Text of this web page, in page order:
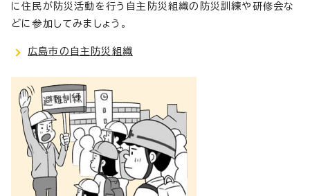
に住民が防災活動を行う自主防災組織の防災訓練や研修会な
どに参加してみましょう。
広島市の自主防災組織